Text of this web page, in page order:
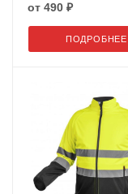
от 490 ₽
ПОДРОБНЕЕ